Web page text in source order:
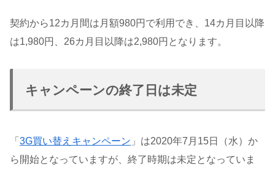
契約から12カ月間は月額980円で利用でき、14カ月目以降
は1,980円、26カ月目以降は2,980円となります。
キャンペーンの終了日は未定
「 3G買い替えキャンペーン 」は2020年7月15日（水）か
ら開始となっていますが、終了時期は未定となっていま